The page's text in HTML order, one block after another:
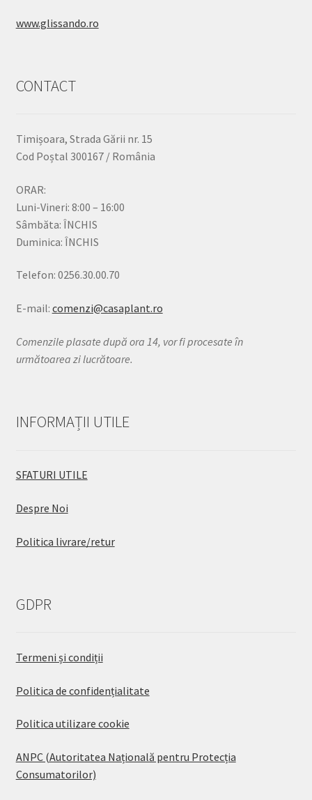
www.glissando.ro
CONTACT
Timișoara, Strada Gării nr. 15
Cod Poștal 300167 / România
ORAR:
Luni-Vineri: 8:00 – 16:00
Sâmbăta: ÎNCHIS
Duminica: ÎNCHIS
Telefon: 0256.30.00.70
E-mail: comenzi@casaplant.ro
Comenzile plasate după ora 14, vor fi procesate în
următoarea zi lucrătoare.
INFORMAȚII UTILE
SFATURI UTILE
Despre Noi
Politica livrare/retur
GDPR
Termeni și condiții
Politica de confidențialitate
Politica utilizare cookie
ANPC (Autoritatea Națională pentru Protecția
Consumatorilor)